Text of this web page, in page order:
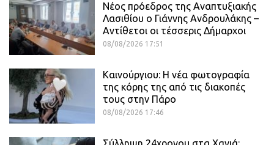
Νέος πρόεδρος της Αναπτυξιακής
Λασιθίου ο Γιάννης Ανδρουλάκης –
Αντίθετοι οι τέσσερις Δήμαρχοι
08/08/2026 17:51
Καινούργιου: Η νέα φωτογραφία
της κόρης της από τις διακοπές
τους στην Πάρο
08/08/2026 17:46